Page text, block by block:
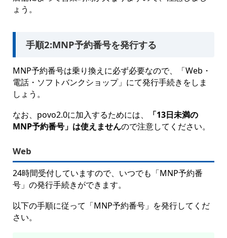
ょう。
手順2:MNP予約番号を発行する
MNP予約番号は乗り換えに必ず必要なので、「Web・
電話・ソフトバンクショップ」にて発行手続きをしま
しょう。
なお、povo2.0に加入するためには、
「13日未満の
MNP予約番号」は使えませんので注意してください。
Web
24時間受付していますので、いつでも「MNP予約番
号」の発行手続きができます。
以下の手順に従って「MNP予約番号」を発行してくだ
さい。